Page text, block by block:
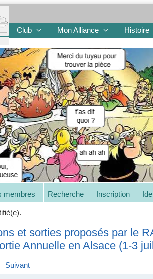
Club Mon Alliance Histoire
membres Recherche Inscription
et sorties proposés par le
Annuelle en Alsace (1-3
Suivant